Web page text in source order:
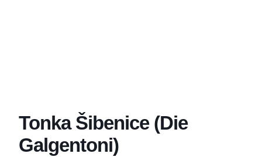
Tonka Šibenice (Die
Galgentoni)